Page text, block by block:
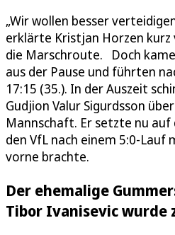
„Wir wollen besser
erklärte Kristjan Horzen
die Marschroute. Doch
aus der Pause und führten
17:15 (35.). In der Auszeit
Gudjion Valur Sigurdsson
Mannschaft. Er setzte nu auf
den VfL nach einem 5:0-Lauf
vorne brachte.
Der ehemalige
Tibor Ivanisevic wurde